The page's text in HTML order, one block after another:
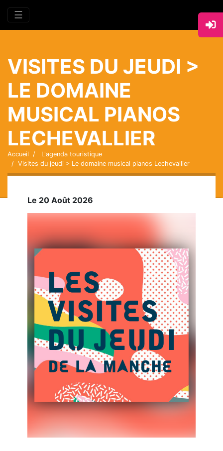
☰
VISITES DU JEUDI >
LE DOMAINE
MUSICAL PIANOS
LECHEVALLIER
Accueil
L'agenda touristique
Visites du jeudi > Le domaine musical pianos Lechevallier
Le 20 Août 2026